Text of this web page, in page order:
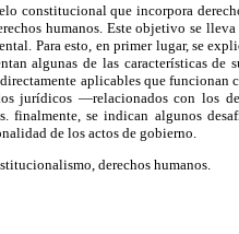
constitucional que incorpora
humanos. Este objetivo se
Para esto, en primer lugar, se
algunas de las características de
aplicables que funcionan
jurídicos —relacionados con los
finalmente, se indican algunos
de los actos de gobierno.
derechos humanos.